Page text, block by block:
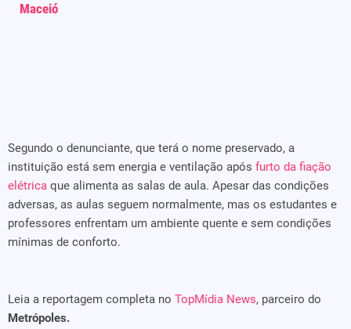
Maceió
Segundo o denunciante, que terá o nome preservado, a
instituição está sem energia e ventilação após furto da fiação
elétrica que alimenta as salas de aula. Apesar das condições
adversas, as aulas seguem normalmente, mas os estudantes e
professores enfrentam um ambiente quente e sem condições
mínimas de conforto.
Leia a reportagem completa no TopMídia News, parceiro do
Metrópoles.